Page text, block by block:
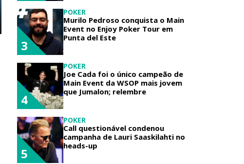
POKER
Murilo Pedroso conquista o Main
Event no Enjoy Poker Tour em
Punta del Este
3
POKER
Joe Cada foi o único campeão de
Main Event da WSOP mais jovem
que Jumalon; relembre
4
POKER
Call questionável condenou
campanha de Lauri Saaskilahti no
heads-up
5